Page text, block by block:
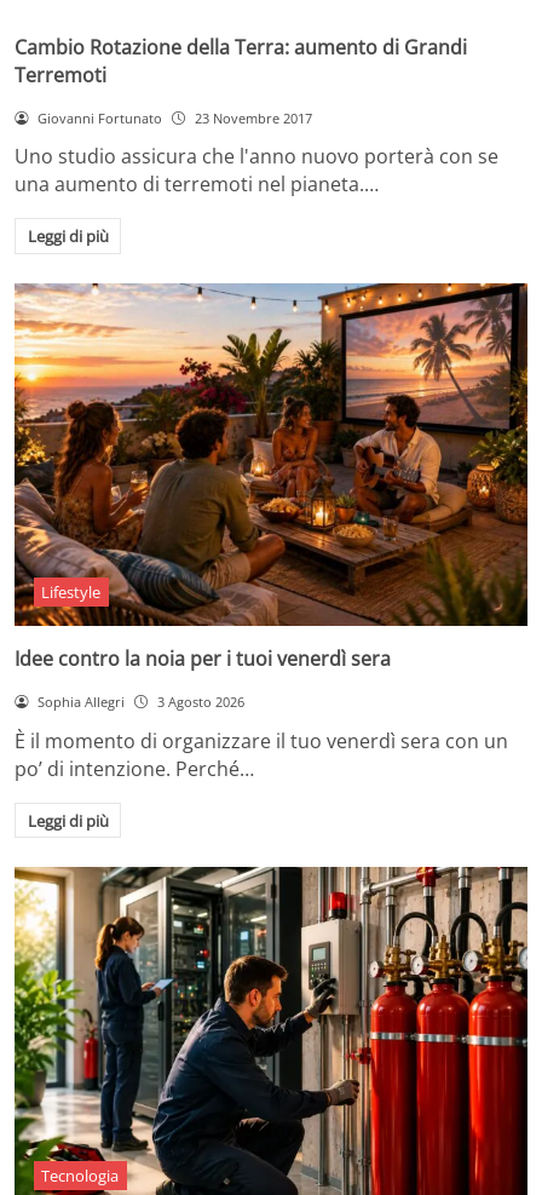
Cambio Rotazione della Terra: aumento di Grandi
Terremoti
Giovanni Fortunato 23 Novembre 2017
Uno studio assicura che l'anno nuovo porterà con se
una aumento di terremoti nel pianeta.…
Leggi di più
Lifestyle
Idee contro la noia per i tuoi venerdì sera
Sophia Allegri 3 Agosto 2026
È il momento di organizzare il tuo venerdì sera con un
po’ di intenzione. Perché…
Leggi di più
Tecnologia